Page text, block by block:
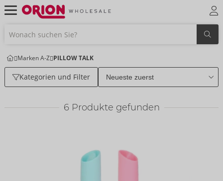
Marken A-Z PILLOW TALK
Kategorien und Filter
6Produkte gefunden